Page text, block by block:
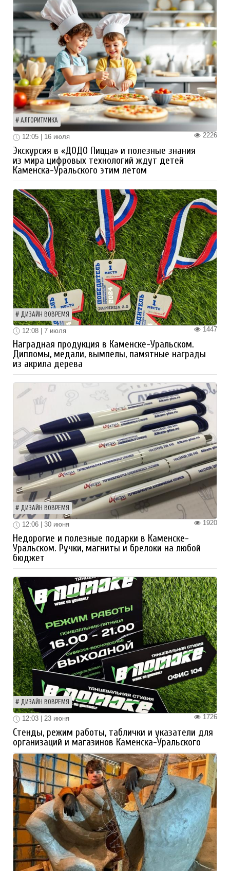
АЛГОРИТМИКА
2226
12:05 | 16 июля
Экскурсия в «ДОДО Пицца» и полезные знания
из мира цифровых технологий ждут детей
Каменска-Уральского этим летом
ДИЗАЙН ВОВРЕМЯ
1447
12:08 | 7 июля
Наградная продукция в Каменске-Уральском.
Дипломы, медали, вымпелы, памятные награды
из акрила дерева
ДИЗАЙН ВОВРЕМЯ
1920
12:06 | 30 июня
Недорогие и полезные подарки в Каменске-
Уральском. Ручки, магниты и брелоки на любой
бюджет
ДИЗАЙН ВОВРЕМЯ
1726
12:03 | 23 июня
Стенды, режим работы, таблички и указатели для
организаций и магазинов Каменска-Уральского